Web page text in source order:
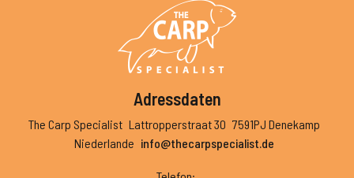
Adressdaten
The Carp Specialist Lattropperstraat 30 7591PJ Denekamp
Niederlande info@thecarpspecialist.de